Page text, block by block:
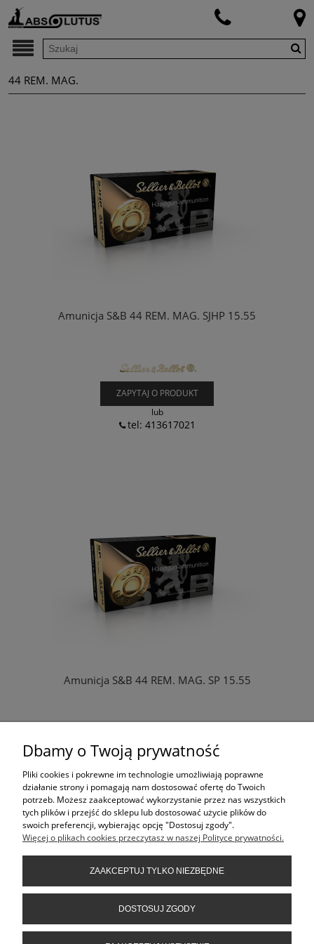
44 REM. MAG.
Amunicja S&B 44 REM. MAG. SJHP 15.55
ZAPYTAJ O PRODUKT
lub
tel: 413617021
Amunicja S&B 44 REM. MAG. SP 15.55
ZAPYTAJ O PRODUKT
lub
tel: 413617021
KONTAKT
INFORMACJE
Dbamy o Twoją prywatność
Pliki cookies i pokrewne im technologie umożliwiają poprawne
działanie strony i pomagają nam dostosować ofertę do Twoich
potrzeb. Możesz zaakceptować wykorzystanie przez nas wszystkich
tych plików i przejść do sklepu lub dostosować użycie plików do
swoich preferencji, wybierając opcję "Dostosuj zgody".
Więcej o plikach cookies przeczytasz w naszej Polityce prywatności.
ZAAKCEPTUJ TYLKO NIEZBĘDNE
DOSTOSUJ ZGODY